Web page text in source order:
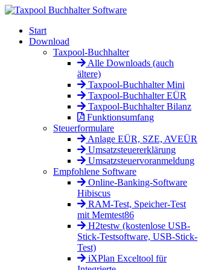
Start
Download
Taxpool-Buchhalter
Alle Downloads (auch
ältere)
Taxpool-Buchhalter Mini
Taxpool-Buchhalter EÜR
Taxpool-Buchhalter Bilanz
Funktionsumfang
Steuerformulare
Anlage EÜR, SZE, AVEÜR
Umsatzsteuererklärung
Umsatzsteuervoranmeldung
Empfohlene Software
Online-Banking-Software
Hibiscus
RAM-Test, Speicher-Test
mit Memtest86
H2testw (kostenlose USB-
Stick-Testsoftware, USB-Stick-
Test)
iXPlan Exceltool für